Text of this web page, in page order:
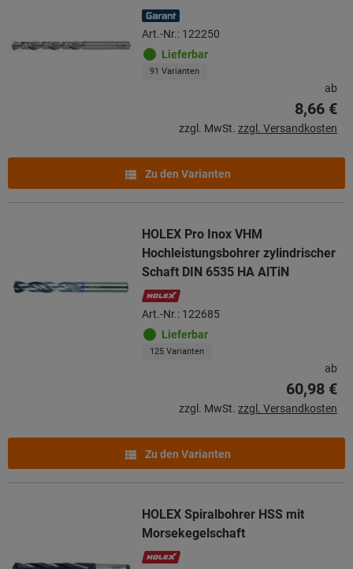
Art.-Nr.: 122250
Lieferbar
91 Varianten
ab
8,66 €
zzgl. MwSt. zzgl. Versandkosten
Zu den Varianten
HOLEX Pro Inox VHM
Hochleistungsbohrer zylindrischer
Schaft DIN 6535 HA AlTiN
Art.-Nr.: 122685
Lieferbar
125 Varianten
ab
60,98 €
zzgl. MwSt. zzgl. Versandkosten
Zu den Varianten
HOLEX Spiralbohrer HSS mit
Morsekegelschaft